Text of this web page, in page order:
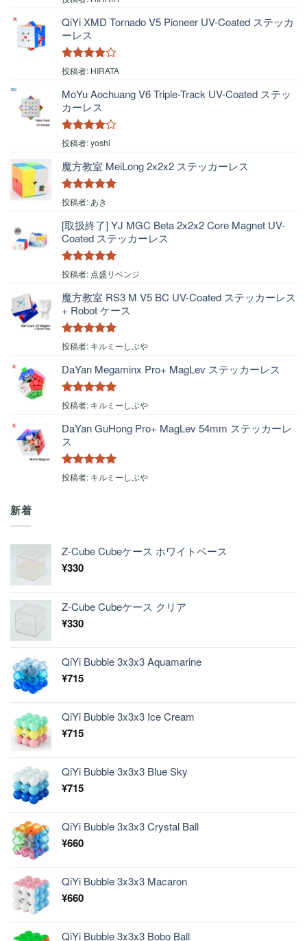
QiYi XMD Tornado V5 Pioneer UV-Coated ステッカ
ーレス
5段階中4
投稿者: HIRATA
MoYu Aochuang V6 Triple-Track UV-Coated ステッ
カーレス
5段階中4
の評価
投稿者: yoshi
魔方教室 MeiLong 2x2x2 ステッカーレス
5段階中5
投稿者: あき
[取扱終了] YJ MGC Beta 2x2x2 Core Magnet UV-
Coated ステッカーレス
5段階中5の
投稿者: 点盛リベンジ
魔方教室 RS3 M V5 BC UV-Coated ステッカーレス
+ Robot ケース
5段階中5の
投稿者: キルミーしぶや
DaYan Megaminx Pro+ MagLev ステッカーレス
5段階中5の
投稿者: キルミーしぶや
DaYan GuHong Pro+ MagLev 54mm ステッカーレ
ス
5段階中5の
投稿者: キルミーしぶや
新着
Z-Cube Cubeケース ホワイトベース
¥330
Z-Cube Cubeケース クリア
¥330
QiYi Bubble 3x3x3 Aquamarine
¥715
QiYi Bubble 3x3x3 Ice Cream
¥715
QiYi Bubble 3x3x3 Blue Sky
¥715
QiYi Bubble 3x3x3 Crystal Ball
¥660
QiYi Bubble 3x3x3 Macaron
¥660
QiYi Bubble 3x3x3 Bobo Ball